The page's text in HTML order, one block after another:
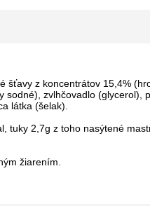
šťavy z koncentrátov 15,4%
sodné), zvlhčovadlo
látka (šelak).
tuky 2,7g z toho nasýtené
žiarením.